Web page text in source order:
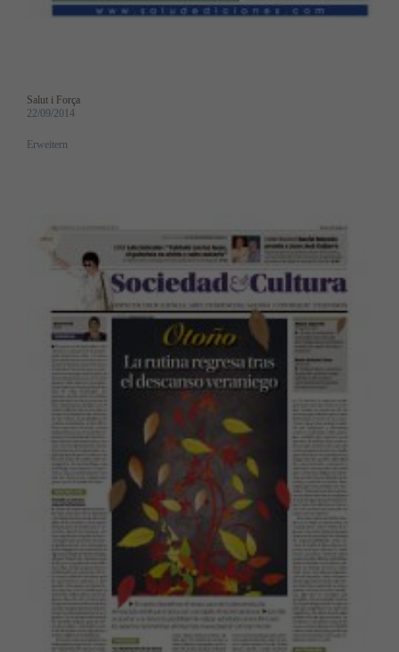
Salut i Força
22/09/2014
Erweitern